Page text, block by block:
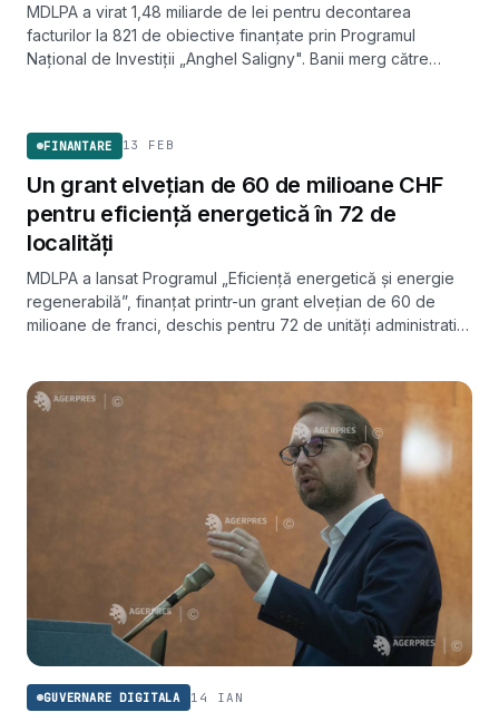
MDLPA a virat 1,48 miliarde de lei pentru decontarea
facturilor la 821 de obiective finanțate prin Programul
Național de Investiții „Anghel Saligny". Banii merg către
FINANTARE 13 FEB
Un grant elvețian de 60 de milioane CHF
pentru eficiență energetică în 72 de
localități
MDLPA a lansat Programul „Eficiență energetică și energie
regenerabilă”, finanțat printr-un grant elvețian de 60 de
milioane de franci, deschis pentru 72 de unități administrativ-
GUVERNARE DIGITALA 14 IAN